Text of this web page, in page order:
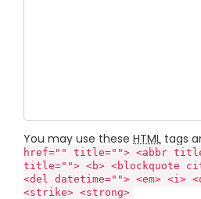
You may use these HTML tags
href="" title=""> <abbr
title=""> <b> <blockquote
<del datetime=""> <em> <i>
<strike> <strong>